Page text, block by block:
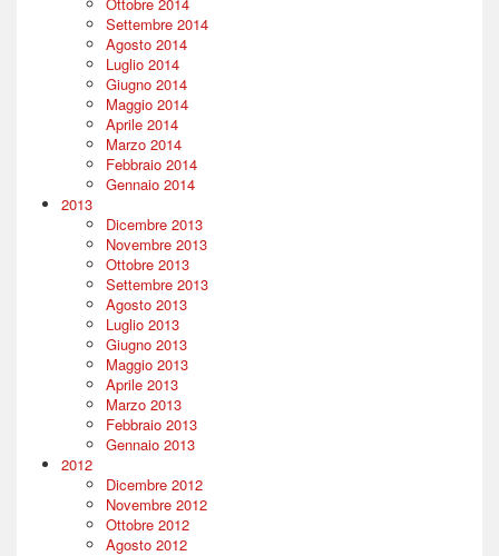
Settembre 2014
Agosto 2014
Luglio 2014
Giugno 2014
Maggio 2014
Aprile 2014
Marzo 2014
Febbraio 2014
Gennaio 2014
2013
Dicembre 2013
Novembre 2013
Ottobre 2013
Settembre 2013
Agosto 2013
Luglio 2013
Giugno 2013
Maggio 2013
Aprile 2013
Marzo 2013
Febbraio 2013
Gennaio 2013
2012
Dicembre 2012
Novembre 2012
Ottobre 2012
Agosto 2012